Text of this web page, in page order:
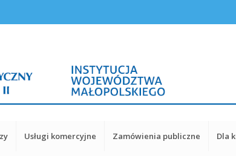
Usługi komercyjne Zamówienia publiczne Dla